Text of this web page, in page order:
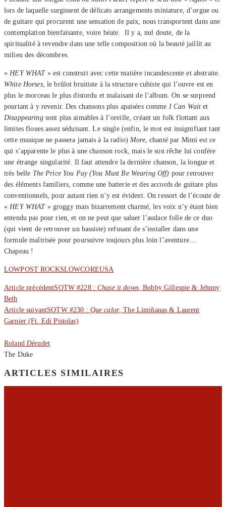
lors de laquelle surgissent de délicats arrangements miniature, d’orgue ou
de guitare qui procurent une sensation de paix, nous transportent dans une
contemplation bienfaisante, voire béate. Il y a, nul doute, de la
spiritualité à revendre dans une telle composition où la beauté jaillit au
milieu des décombres.
«HEY WHAT» est construit avec cette matière incandescente et abstraite.
White Horses, le brûlot bruitiste à la structure cubiste qui l’ouvre est en
plus le morceau le plus distordu et malaisant de l’album. On se surprend
pourtant à y revenir. Des chansons plus apaisées comme I Can Wait et
Disappearingsont plus aimables à l’oreille, créant un folk flottant aux
limites floues assez séduisant. Le single (enfin, le mot est insignifiant tant
cette musique ne passera jamais à la radio)More, chanté par Mimi est ce
qui s’apparente le plus à une chanson rock, mais le son rêche lui confère
une étrange singularité. Il faut attendre la dernière chanson, la longue et
très belle The Price You Pay (You Must Be Wearing Off) pour retrouver
des éléments familiers, comme une batterie et des accords de guitare plus
conventionnels, pour autant rien n’y est évident. On ressort de l’écoute de
«HEY WHAT» groggy mais bizarrement charmé, les voix n’y étant bien
entendu pas pour rien, et on ne peut que saluer l’audace folle de ce duo
(qui vient de retrouver un bassiste) refusant de s’installer dans une
formule maîtrisée pour poursuivre toujours plus loin l’aventure…
Chapeau !
LOWPOST ROCKSLOWCOREUSA
Article précédentSOTW #228 :Chase it down, Bobby Gillespie & Jehnny
Beth
Article suivantSOTW #230 : Que calor, The Limiñanas & Laurent
Garnier (Ft. Edi Pistolas)
Roland Dérudet
The Duke
ARTICLES SIMILAIRES